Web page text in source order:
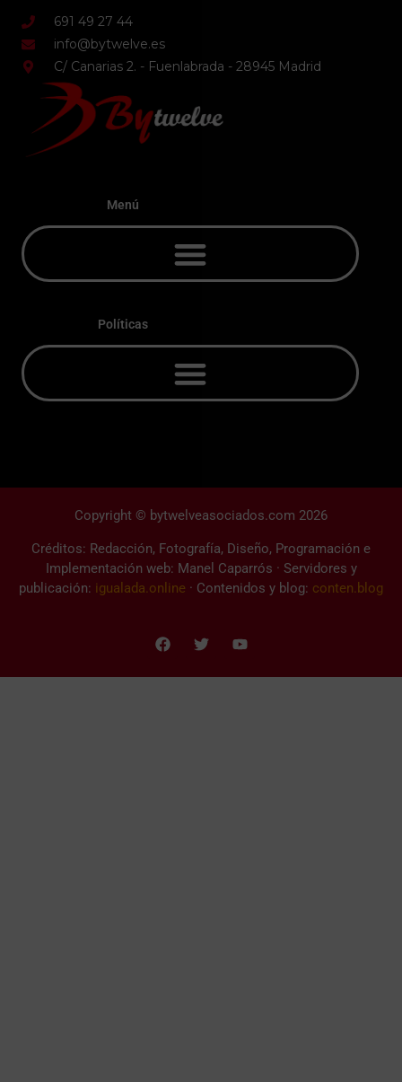
691 49 27 44
info@bytwelve.es
C/ Canarias 2. - Fuenlabrada - 28945 Madrid
Menú
Políticas
Copyright © bytwelveasociados.com 2026
Créditos: Redacción, Fotografía, Diseño, Programación e
Implementación web: Manel Caparrós · Servidores y
publicación: igualada.online · Contenidos y blog: conten.blog